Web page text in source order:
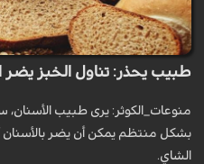
طبيب يحذر: تناول الخبز يضر
منوعات_الكوثر: يرى طبيب الأسنان،
بشكل منتظم يمكن أن يضر بالأسنان
الشاي.